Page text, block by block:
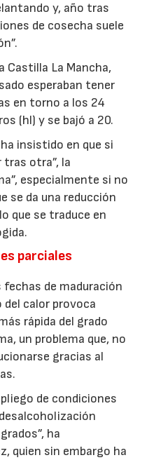
y, año tras
de cosecha suele
Castilla La Mancha,
esperaban tener
en torno a los 24
(hl) y se bajó a 20.
insistido en que si
tras otra”, la
especialmente si no
se da una reducción
que se traduce en
parciales
fechas de maduración
calor provoca
rápida del grado
un problema que, no
gracias al
de condiciones
ha
quien sin embargo ha